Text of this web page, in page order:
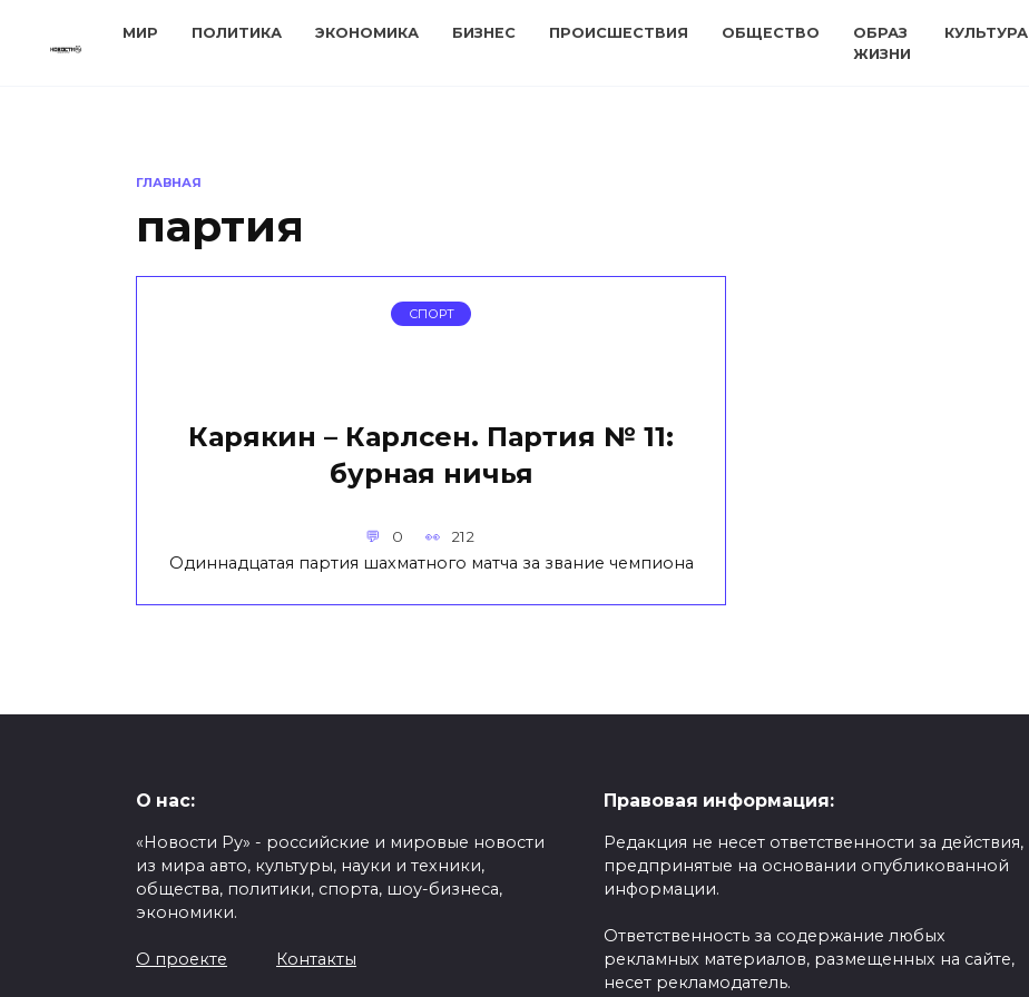
МИР ПОЛИТИКА ЭКОНОМИКА БИЗНЕС ПРОИСШЕСТВИЯ ОБЩЕСТВО
ОБРАЗ
ЖИЗНИ
КУЛЬТУРА
ГЛАВНАЯ
партия
СПОРТ
Карякин – Карлсен. Партия № 11:
бурная ничья
0 212
Одиннадцатая партия шахматного матча за звание чемпиона
О нас:
«Новости Ру» - российские и мировые новости
из мира авто, культуры, науки и техники,
общества, политики, спорта, шоу-бизнеса,
экономики.
О проекте Контакты
Правовая информация:
Редакция не несет ответственности за действия,
предпринятые на основании опубликованной
информации.
Ответственность за содержание любых
рекламных материалов, размещенных на сайте,
несет рекламодатель.